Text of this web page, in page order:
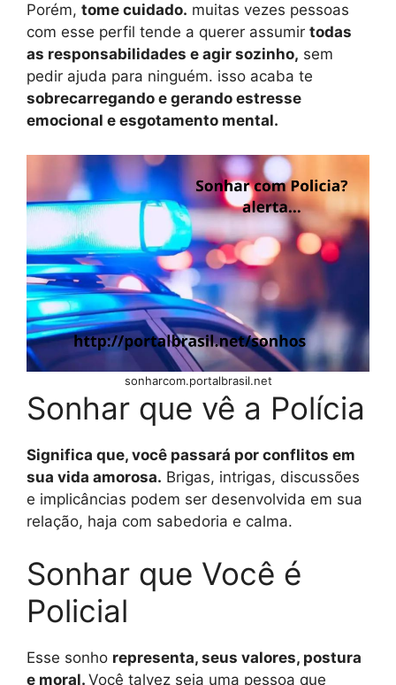
Porém, tome cuidado. muitas vezes pessoas
com esse perfil tende a querer assumir todas
as responsabilidades e agir sozinho, sem
pedir ajuda para ninguém. isso acaba te
sobrecarregando e gerando estresse
emocional e esgotamento mental.
sonharcom.portalbrasil.net
Sonhar que vê a Polícia
Significa que, você passará por conflitos em
sua vida amorosa. Brigas, intrigas, discussões
e implicâncias podem ser desenvolvida em sua
relação, haja com sabedoria e calma.
Sonhar que Você é
Policial
Esse sonho representa, seus valores, postura
e moral. Você talvez seja uma pessoa que